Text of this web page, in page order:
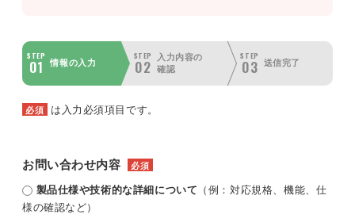
STEP
01 情報の入力
STEP
02
入力内容の
確認
STEP
03 送信完了
必須 は入力必須項目です。
お問い合わせ内容 必須
製品仕様や技術的な詳細について （例：対応規格、機能、仕
様の確認など）